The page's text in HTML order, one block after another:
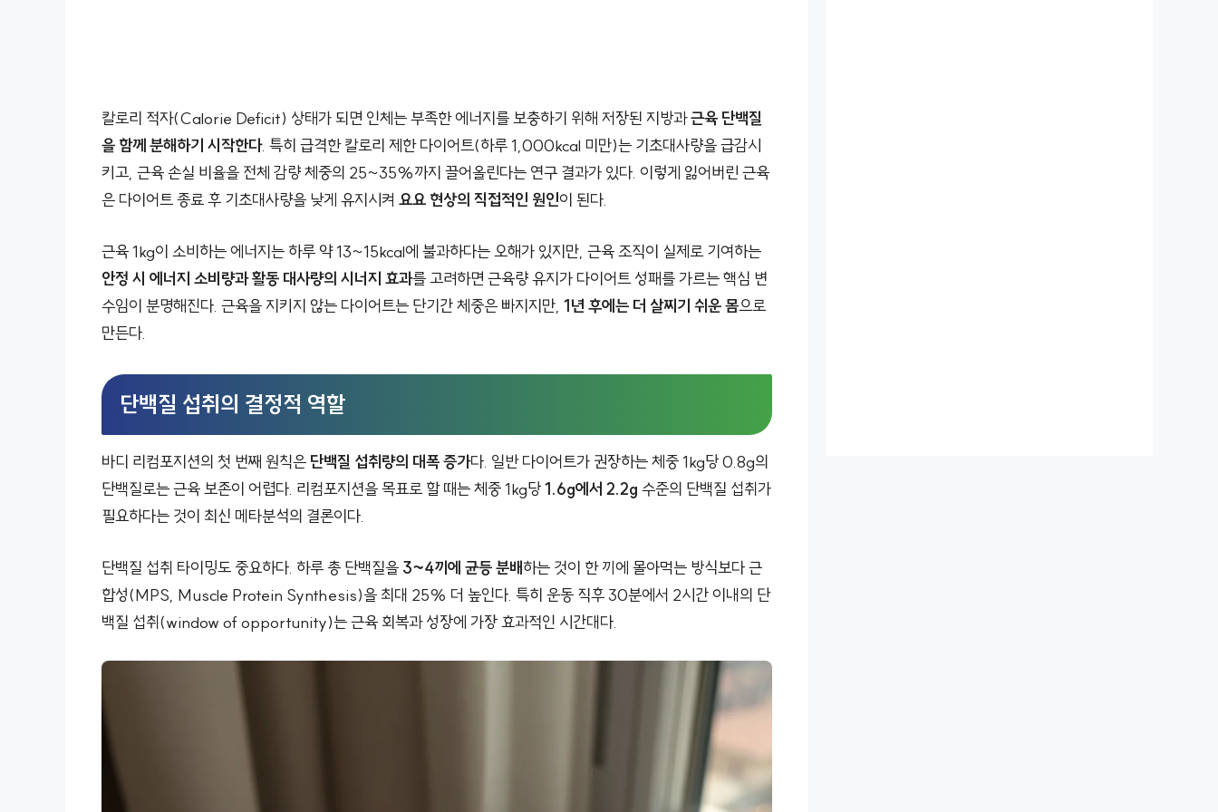
칼로리 적자(Calorie Deficit) 상태가 되면 인체는 부족한 에너지를 보충하기 위해 저장된 지방과근육 단백질
을 함께 분해하기 시작한다. 특히 급격한 칼로리 제한 다이어트(하루 1,000kcal 미만)는 기초대사량을 급감시
키고, 근육 손실 비율을 전체 감량 체중의 25~35%까지 끌어올린다는 연구 결과가 있다. 이렇게 잃어버린 근육
은 다이어트 종료 후 기초대사량을 낮게 유지시켜 요요 현상의 직접적인 원인이 된다.
근육 1kg이 소비하는 에너지는 하루 약 13~15kcal에 불과하다는 오해가 있지만, 근육 조직이 실제로 기여하는
안정 시 에너지 소비량과 활동 대사량의 시너지 효과를 고려하면 근육량 유지가 다이어트 성패를 가르는 핵심 변
수임이 분명해진다. 근육을 지키지 않는 다이어트는 단기간 체중은 빠지지만, 1년 후에는 더 살찌기 쉬운 몸으로
만든다.
단백질 섭취의 결정적 역할
바디 리컴포지션의 첫 번째 원칙은 단백질 섭취량의 대폭 증가다. 일반 다이어트가 권장하는 체중 1kg당 0.8g의
단백질로는 근육 보존이 어렵다. 리컴포지션을 목표로 할 때는 체중 1kg당1.6g에서 2.2g 수준의 단백질 섭취가
필요하다는 것이 최신 메타분석의 결론이다.
단백질 섭취 타이밍도 중요하다. 하루 총 단백질을 3~4끼에 균등 분배하는 것이 한 끼에 몰아먹는 방식보다 근
합성(MPS, Muscle Protein Synthesis)을 최대 25% 더 높인다. 특히 운동 직후 30분에서 2시간 이내의 단
백질 섭취(window of opportunity)는 근육 회복과 성장에 가장 효과적인 시간대다.